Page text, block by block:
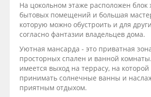
На цокольном этаже расположен блок
бытовых помещений и большая
которую можно обустроить и для
согласно фантазии владельцев дома.
Уютная мансарда - это приватная
просторных спален и ванной
имеется выход на террасу, на
принимать солнечные ванны и
приятным отдыхом.